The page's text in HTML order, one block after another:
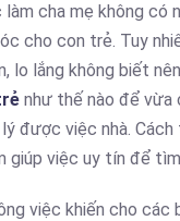
cha mẹ không có
cho con trẻ. Tuy
lo lắng không biết
như thế nào để vừa
được việc nhà.
giúp việc uy tín để
việc khiến cho các